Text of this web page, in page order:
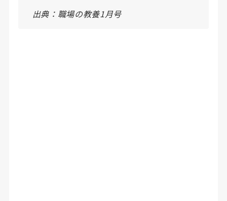
出典：職場の教養1月号